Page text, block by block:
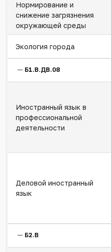
Нормирование и
снижение загрязнения
окружающей среды
Экология города
Б1.В.ДВ.08
Иностранный язык в
профессиональной
деятельности
Деловой иностранный
язык
Б2.В